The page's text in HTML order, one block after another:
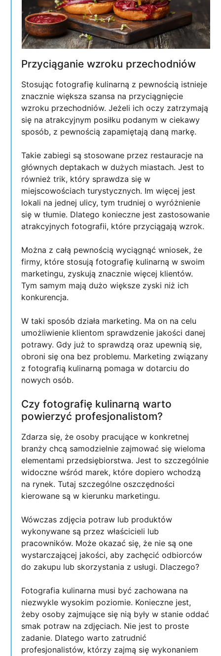
Przyciąganie wzroku przechodniów
Stosując fotografię kulinarną z pewnością istnieje
znacznie większa szansa na przyciągnięcie
wzroku przechodniów. Jeżeli ich oczy zatrzymają
się na atrakcyjnym posiłku podanym w ciekawy
sposób, z pewnością zapamiętają daną markę.
Takie zabiegi są stosowane przez restauracje na
głównych deptakach w dużych miastach. Jest to
również trik, który sprawdza się w
miejscowościach turystycznych. Im więcej jest
lokali na jednej ulicy, tym trudniej o wyróżnienie
się w tłumie. Dlatego konieczne jest zastosowanie
atrakcyjnych fotografii, które przyciągają wzrok.
Można z całą pewnością wyciągnąć wniosek, że
firmy, które stosują fotografię kulinarną w swoim
marketingu, zyskują znacznie więcej klientów.
Tym samym mają dużo większe zyski niż ich
konkurencja.
W taki sposób działa marketing. Ma on na celu
umożliwienie klientom sprawdzenie jakości danej
potrawy. Gdy już to sprawdzą oraz upewnią się,
obroni się ona bez problemu. Marketing związany
z fotografią kulinarną pomaga w dotarciu do
nowych osób.
Czy fotografię kulinarną warto
powierzyć profesjonalistom?
Zdarza się, że osoby pracujące w konkretnej
branży chcą samodzielnie zajmować się wieloma
elementami przedsiębiorstwa. Jest to szczególnie
widoczne wśród marek, które dopiero wchodzą
na rynek. Tutaj szczególne oszczędności
kierowane są w kierunku marketingu.
Wówczas zdjęcia potraw lub produktów
wykonywane są przez właścicieli lub
pracowników. Może okazać się, że nie są one
wystarczającej jakości, aby zachęcić odbiorców
do zakupu lub skorzystania z usługi. Dlaczego?
Fotografia kulinarna musi być zachowana na
niezwykle wysokim poziomie. Konieczne jest,
żeby osoby zajmujące się nią były w stanie oddać
smak potraw na zdjęciach. Nie jest to proste
zadanie. Dlatego warto zatrudnić
profesjonalistów, którzy zajmą się wykonaniem